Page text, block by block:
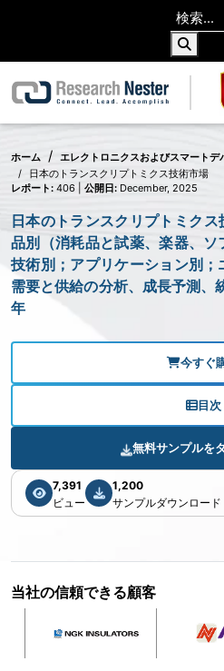
ホーム
エレクトロニクスおよびスマートデ
日本のトランスクリプトミクス技術市場
レポート: 406 | 公開日: December, 2025
日本のトランスクリプトミク
品別（消耗品と試薬、楽器、ソ
技術別；アプリケーション別
需要と供給の分析、成長予測
年
今すぐ
目次
無料サンプルを
7,391
ビュー
1,200
サンプルダウンロード
当社の信頼できる顧客